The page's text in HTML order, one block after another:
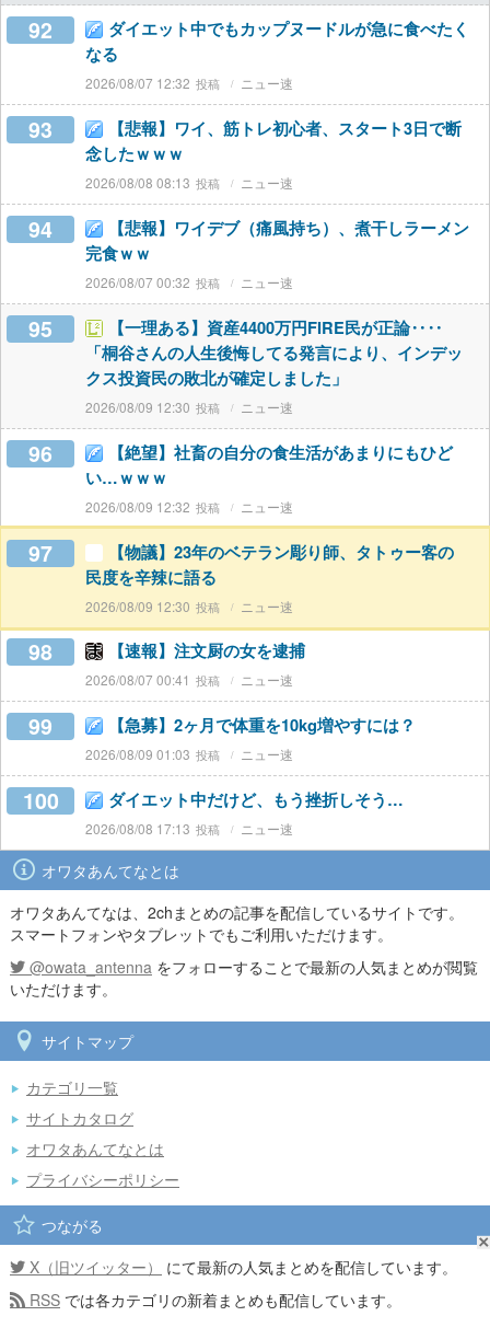
92
ダイエット中でもカップヌードルが急に食べたく
なる
2026/08/07 12:32 ニュー速
93
【悲報】ワイ、筋トレ初心者、スタート3日で断
念したｗｗｗ
2026/08/08 08:13 ニュー速
94
【悲報】ワイデブ（痛風持ち）、煮干しラーメン
完食ｗｗ
2026/08/07 00:32 ニュー速
95
【一理ある】資産4400万円FIRE民が正論‥‥
「桐谷さんの人生後悔してる発言により、インデッ
クス投資民の敗北が確定しました」
2026/08/09 12:30 ニュー速
96
【絶望】社畜の自分の食生活があまりにもひど
い…ｗｗｗ
2026/08/09 12:32 ニュー速
97
【物議】23年のベテラン彫り師、タトゥー客の
民度を辛辣に語る
2026/08/09 12:30 ニュー速
98 【速報】注文厨の女を逮捕
2026/08/07 00:41 ニュー速
99 【急募】2ヶ月で体重を10kg増やすには？
2026/08/09 01:03 ニュー速
100 ダイエット中だけど、もう挫折しそう…
2026/08/08 17:13 ニュー速
オワタあんてなとは
オワタあんてなは、2chまとめの記事を配信しているサイトです。
スマートフォンやタブレットでもご利用いただけます。
@owata_antenna をフォローすることで最新の人気まとめが閲覧
いただけます。
サイトマップ
カテゴリ一覧
サイトカタログ
オワタあんてなとは
プライバシーポリシー
つながる
X（旧ツイッター）
にて最新の人気まとめを配信しています。
RSS では各カテゴリの新着まとめも配信しています。